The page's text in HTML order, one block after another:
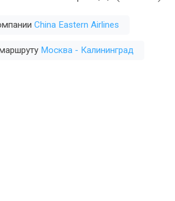
China Eastern Airlines
Москва - Калининград